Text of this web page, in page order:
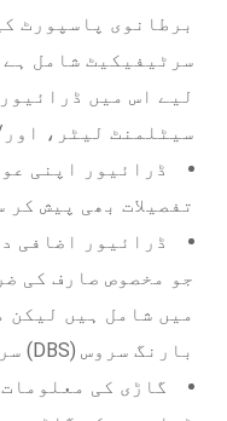
برطانوی پاسپورٹ
سرٹیفیکیٹ شامل
لیے اس میں
سیٹلمنٹ لیٹر،
ڈرائیور اپنی
تفصیلات بھی پیش کر
ڈرائیور اضافی
جو مخصوص صارف کی
میں شامل ہیں لیکن
بارنگ سروس (DBS) سرٹیفیکیٹس؛
گاڑی کی